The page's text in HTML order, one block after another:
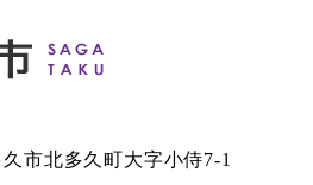
市北多久町大字小侍7-1